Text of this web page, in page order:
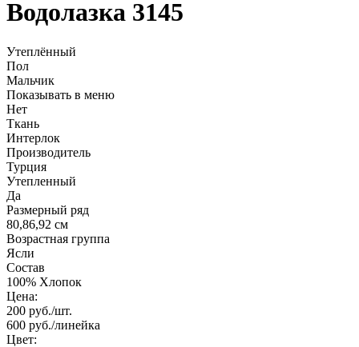
Водолазка 3145
Утеплённый
Пол
Мальчик
Показывать в меню
Нет
Ткань
Интерлок
Производитель
Турция
Утепленный
Да
Размерный ряд
80,86,92 см
Возрастная группа
Ясли
Состав
100% Хлопок
Цена:
200 руб./шт.
600 руб./линейка
Цвет: